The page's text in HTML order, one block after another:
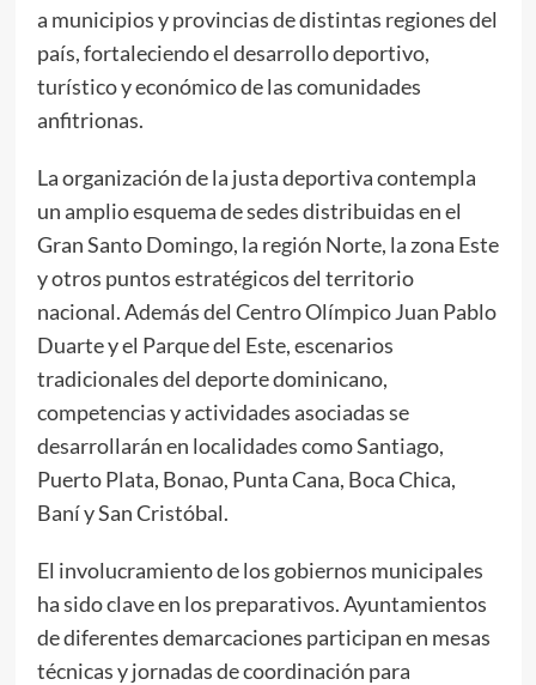
a municipios y provincias de distintas regiones del
país, fortaleciendo el desarrollo deportivo,
turístico y económico de las comunidades
anfitrionas.
La organización de la justa deportiva contempla
un amplio esquema de sedes distribuidas en el
Gran Santo Domingo, la región Norte, la zona Este
y otros puntos estratégicos del territorio
nacional. Además del Centro Olímpico Juan Pablo
Duarte y el Parque del Este, escenarios
tradicionales del deporte dominicano,
competencias y actividades asociadas se
desarrollarán en localidades como Santiago,
Puerto Plata, Bonao, Punta Cana, Boca Chica,
Baní y San Cristóbal.
El involucramiento de los gobiernos municipales
ha sido clave en los preparativos. Ayuntamientos
de diferentes demarcaciones participan en mesas
técnicas y jornadas de coordinación para